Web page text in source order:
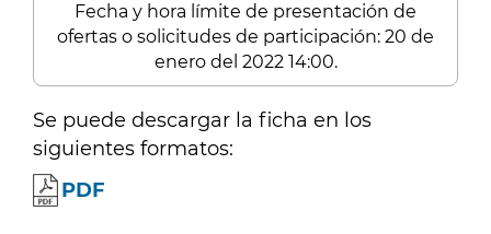
Fecha y hora límite de presentación de
ofertas o solicitudes de participación: 20 de
enero del 2022 14:00.
Se puede descargar la ficha en los
siguientes formatos:
PDF